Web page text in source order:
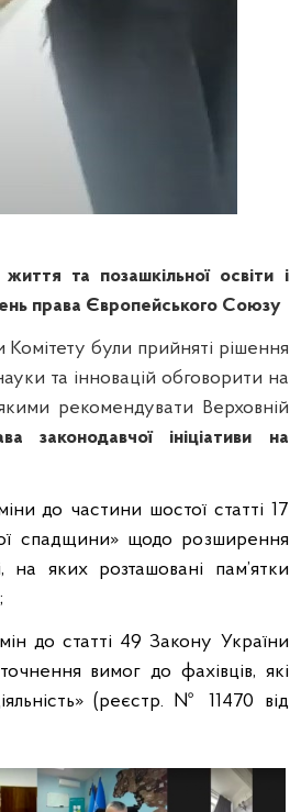
та позашкільної освіти і
права Європейського Союзу
були прийняті рішення
та інновацій обговорити на
рекомендувати Верховній
законодавчої ініціативи на
до частини шостої статті 17
спадщини» щодо розширення
на яких розташовані пам’ятки
до статті 49 Закону України
вимог до фахівців, які
(реєстр. № 11470 від